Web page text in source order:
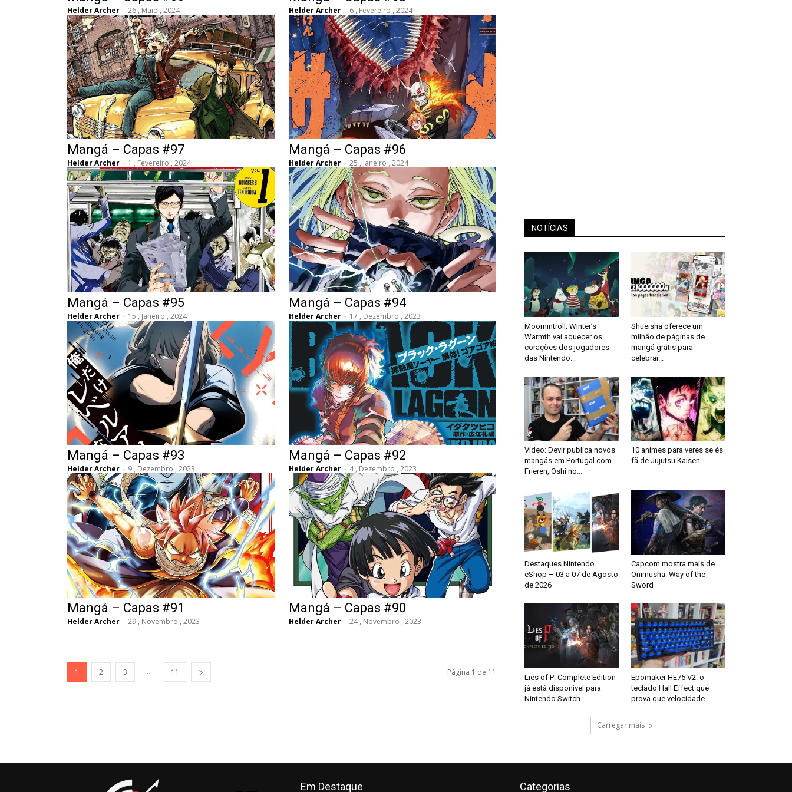
Helder Archer - 26 , Maio , 2024 Helder Archer - 6 , Fevereiro , 2024
Mangá – Capas #97
Helder Archer - 1 , Fevereiro , 2024
Mangá – Capas #96
Helder Archer - 25 , Janeiro , 2024
Mangá – Capas #95
Helder Archer - 15 , Janeiro , 2024
Mangá – Capas #94
Helder Archer - 17 , Dezembro , 2023
Mangá – Capas #93
Helder Archer - 9 , Dezembro , 2023
Mangá – Capas #92
Helder Archer - 4 , Dezembro , 2023
Mangá – Capas #91
Helder Archer - 29 , Novembro , 2023
Mangá – Capas #90
Helder Archer - 24 , Novembro , 2023
1 2 3 ... 11 Página 1 de 11
NOTÍCIAS
Moomintroll: Winter’s
Warmth vai aquecer os
corações dos jogadores
das Nintendo...
Shueisha oferece um
milhão de páginas de
mangá grátis para
celebrar...
Vídeo: Devir publica novos
mangás em Portugal com
Frieren, Oshi no...
10 animes para veres se és
fã de Jujutsu Kaisen
Destaques Nintendo
eShop – 03 a 07 de Agosto
de 2026
Capcom mostra mais de
Onimusha: Way of the
Sword
Lies of P: Complete Edition
já está disponível para
Nintendo Switch...
Epomaker HE75 V2: o
teclado Hall Effect que
prova que velocidade...
Carregar mais
Em Destaque Categorias